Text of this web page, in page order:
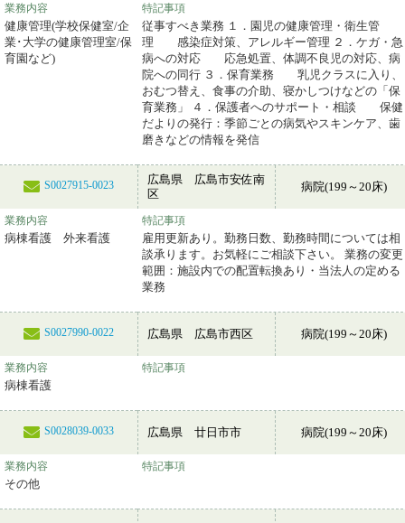
業務内容
健康管理(学校保健室/企
業･大学の健康管理室/保
育園など)
特記事項
従事すべき業務 １．園児の健康管理・衛生管
理 感染症対策、アレルギー管理 ２．ケガ・急
病への対応 応急処置、体調不良児の対応、病
院への同行 ３．保育業務 乳児クラスに入り、
おむつ替え、食事の介助、寝かしつけなどの「保
育業務」 ４．保護者へのサポート・相談 保健
だよりの発行：季節ごとの病気やスキンケア、歯
磨きなどの情報を発信
S0027915-0023
広島県 広島市安佐南
区
病院(199～20床)
業務内容
病棟看護 外来看護
特記事項
雇用更新あり。勤務日数、勤務時間については相
談承ります。お気軽にご相談下さい。 業務の変更
範囲：施設内での配置転換あり・当法人の定める
業務
S0027990-0022 広島県 広島市西区 病院(199～20床)
業務内容
病棟看護
特記事項
S0028039-0033 広島県 廿日市市 病院(199～20床)
業務内容
その他
特記事項